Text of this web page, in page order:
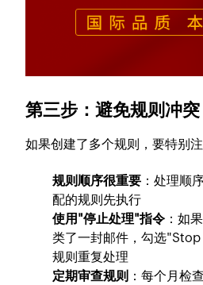
第三步：避免规则冲突
如果创建了多个规则，要特别注
规则顺序很重要 ：处理顺
配的规则先执行
使用"停止处理"指令 ：如
类了一封邮件，勾选
规则重复处理
定期审查规则 ：每个月检